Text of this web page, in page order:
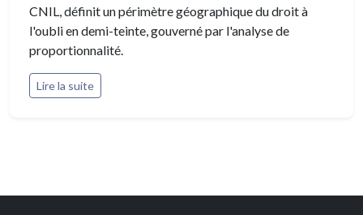
CNIL, définit un périmètre géographique du droit à
l'oubli en demi-teinte, gouverné par l'analyse de
proportionnalité.
Lire la suite